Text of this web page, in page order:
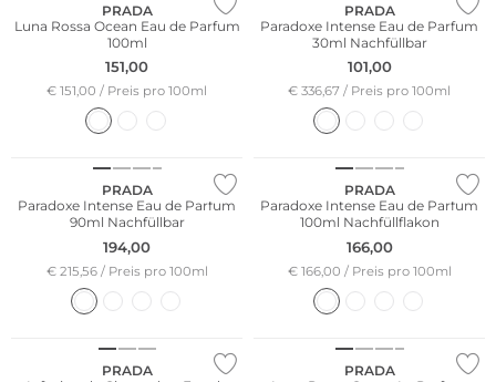
PRADA
Luna Rossa Ocean Eau de Parfum
100ml
151,00
€ 151,00 / Preis pro 100ml
PRADA
Paradoxe Intense Eau de Parfum
30ml Nachfüllbar
101,00
€ 336,67 / Preis pro 100ml
PRADA
Paradoxe Intense Eau de Parfum
90ml Nachfüllbar
194,00
€ 215,56 / Preis pro 100ml
PRADA
Paradoxe Intense Eau de Parfum
100ml Nachfüllflakon
166,00
€ 166,00 / Preis pro 100ml
PRADA
PRADA